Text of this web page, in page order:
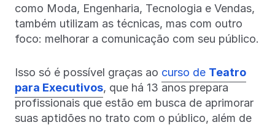
como Moda, Engenharia, Tecnologia e Vendas,
também utilizam as técnicas, mas com outro
foco: melhorar a comunicação com seu público.
Isso só é possível graças ao curso de Teatro
para Executivos, que há 13 anos prepara
profissionais que estão em busca de aprimorar
suas aptidões no trato com o público, além de